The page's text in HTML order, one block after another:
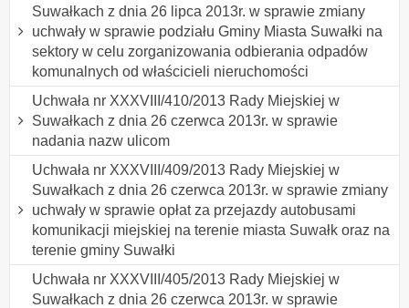
Suwałkach z dnia 26 lipca 2013r. w sprawie zmiany
uchwały w sprawie podziału Gminy Miasta Suwałki na
sektory w celu zorganizowania odbierania odpadów
komunalnych od właścicieli nieruchomości
Uchwała nr XXXVIII/410/2013 Rady Miejskiej w
Suwałkach z dnia 26 czerwca 2013r. w sprawie
nadania nazw ulicom
Uchwała nr XXXVIII/409/2013 Rady Miejskiej w
Suwałkach z dnia 26 czerwca 2013r. w sprawie zmiany
uchwały w sprawie opłat za przejazdy autobusami
komunikacji miejskiej na terenie miasta Suwałk oraz na
terenie gminy Suwałki
Uchwała nr XXXVIII/405/2013 Rady Miejskiej w
Suwałkach z dnia 26 czerwca 2013r. w sprawie